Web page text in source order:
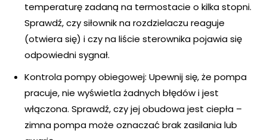
temperaturę zadaną na termostacie o kilka stopni.
Sprawdź, czy siłownik na rozdzielaczu reaguje
(otwiera się) i czy na liście sterownika pojawia się
odpowiedni sygnał.
Kontrola pompy obiegowej: Upewnij się, że pompa
pracuje, nie wyświetla żadnych błędów i jest
włączona. Sprawdź, czy jej obudowa jest ciepła –
zimna pompa może oznaczać brak zasilania lub